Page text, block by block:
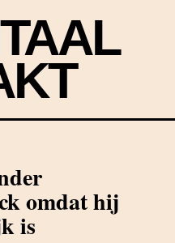
omdat hij
is